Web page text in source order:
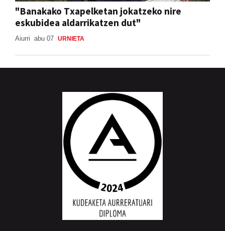
"Banakako Txapelketan jokatzeko nire
eskubidea aldarrikatzen dut"
Aiurri abu 07 URNIETA